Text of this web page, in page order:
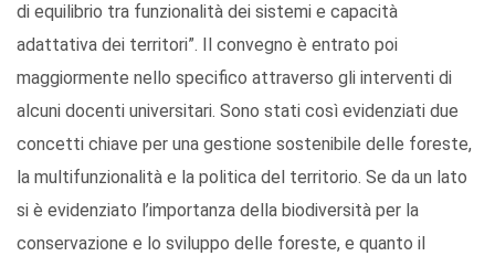
di equilibrio tra funzionalità dei sistemi e capacità
adattativa dei territori”. Il convegno è entrato poi
maggiormente nello specifico attraverso gli interventi di
alcuni docenti universitari. Sono stati così evidenziati due
concetti chiave per una gestione sostenibile delle foreste,
la multifunzionalità e la politica del territorio. Se da un lato
si è evidenziato l’importanza della biodiversità per la
conservazione e lo sviluppo delle foreste, e quanto il